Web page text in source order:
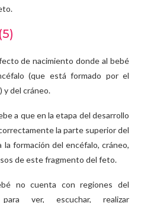
(5)
de nacimiento donde al bebé
(que está formado por el
y del cráneo.
a que en la etapa del desarrollo
la parte superior del
formación del encéfalo, cráneo,
de este fragmento del feto.
no cuenta con regiones del
ver, escuchar, realizar